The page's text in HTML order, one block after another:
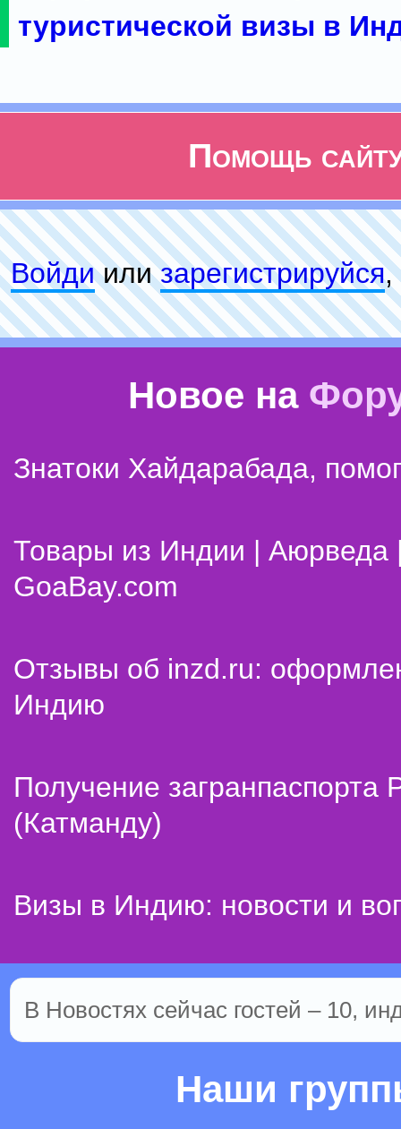
туристической визы в
Помощь
Войдиилизарeгиcтpируйся,
Новое на
Знатоки Хайдарабада,
Товары из Индии | Аюрведа
GoaBay.com
Отзывы об inzd.ru:
Индию
Получение
(Катманду)
Визы в Индию: новости и
В Новостях сейчас гостей – 10,
Наши